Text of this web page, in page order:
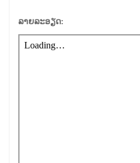
ລາຍລະອຽດ: